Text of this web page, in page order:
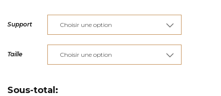
prix :
€90,00
à
€285,00
Support
Taille
Sous-total: